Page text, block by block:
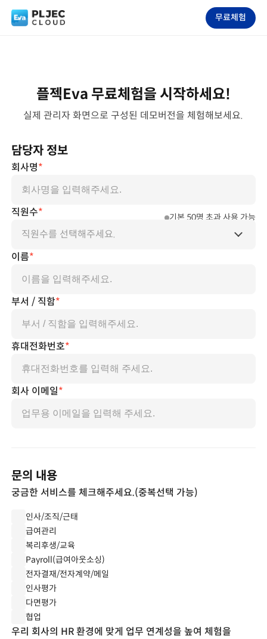
무료체험
플젝Eva 무료체험을 시작하세요!
실제 관리자 화면으로 구성된 데모버전을 체험해보세요.
담당자 정보
회사명*
직원수* 기본 50명 초과 사용 가능
직원수를 선택해주세요.
이름*
부서 / 직함*
휴대전화번호*
회사 이메일*
문의 내용
궁금한 서비스를 체크해주세요.(중복선택 가능)
인사/조직/근태
급여관리
복리후생/교육
Payroll(급여아웃소싱)
전자결재/전자계약/메일
인사평가
다면평가
협업
우리 회사의 HR 환경에 맞게 업무 연계성을 높여 체험을